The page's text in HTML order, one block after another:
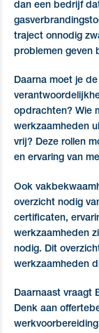
dan een bedrijf
traject onnodig
problemen geven
Daarna moet je
opdrachten? Wie
werkzaamheden
vrij? Deze rollen
en ervaring van
Ook
overzicht nodig
certificaten,
werkzaamheden
nodig. Dit
werkzaamheden
Daarnaast vraagt
Denk aan